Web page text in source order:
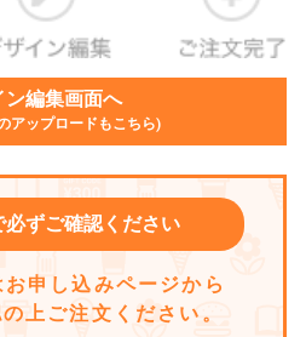
ン編集画面へ
アップロードもこちら)
必ずご確認ください
申し込みページから
上ご注文ください。